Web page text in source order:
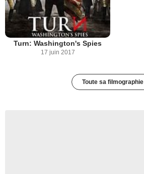
Turn: Washington's Spies
17 juin 2017
Toute sa filmographie